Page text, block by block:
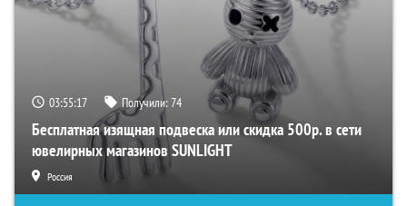
03:55:16 Получили:74
Бесплатная изящная подвеска или скидка 500р. в сети
ювелирных магазинов SUNLIGHT
Россия